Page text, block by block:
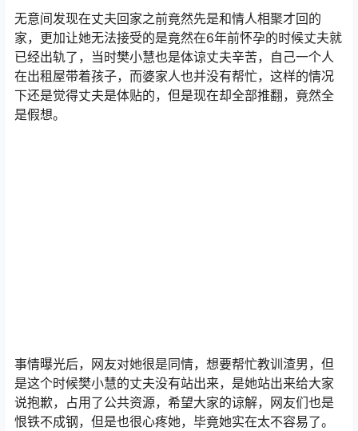
无意间发现在丈夫回家之前竟然先是和情人相聚才回的
家，更加让她无法接受的是竟然在6年前怀孕的时候丈夫就
已经出轨了，当时樊小慧也是体谅丈夫辛苦，自己一个人
在出租屋带着孩子，而婆家人也并没有帮忙，这样的情况
下还是觉得丈夫是体贴的，但是现在却全部推翻，竟然全
是假想。
事情曝光后，网友对她很是同情，想要帮忙教训渣男，但
是这个时候樊小慧的丈夫没有站出来，是她站出来给大家
说抱歉，占用了公共资源，希望大家的谅解，网友们也是
恨铁不成钢，但是也很心疼她，毕竟她实在太不容易了。